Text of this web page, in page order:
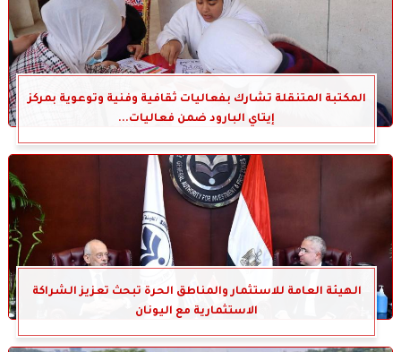
المكتبة المتنقلة تشارك بفعاليات ثقافية وفنية وتوعوية بمركز
إيتاي البارود ضمن فعاليات...
الهيئة العامة للاستثمار والمناطق الحرة تبحث تعزيز الشراكة
الاستثمارية مع اليونان